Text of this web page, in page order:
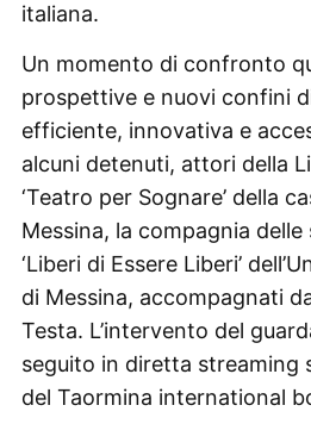
italiana.
Un momento di confronto
prospettive e nuovi confini
efficiente, innovativa e
alcuni detenuti, attori della
‘Teatro per Sognare’ della
Messina, la compagnia
‘Liberi di Essere Liberi’
di Messina, accompagnati
Testa. L’intervento del
seguito in diretta streaming
del Taormina international